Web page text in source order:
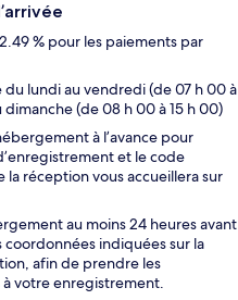
% pour les paiements par
lundi au vendredi (de 07 h 00 à
dimanche (de 08 h 00 à 15 h 00)
à l’avance pour
et le code
la réception vous accueillera sur
au moins 24 heures avant
indiquées sur la
afin de prendre les
à votre enregistrement.